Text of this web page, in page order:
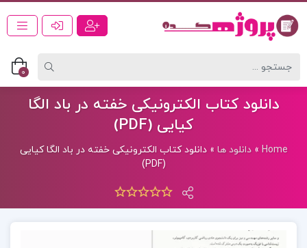
0
دانلود کتاب الکترونیکی خفته در باد الگا
کیایی (PDF)
Home
»دانلود ها »دانلود کتاب الکترونیکی خفته در باد الگا کیایی
(PDF)